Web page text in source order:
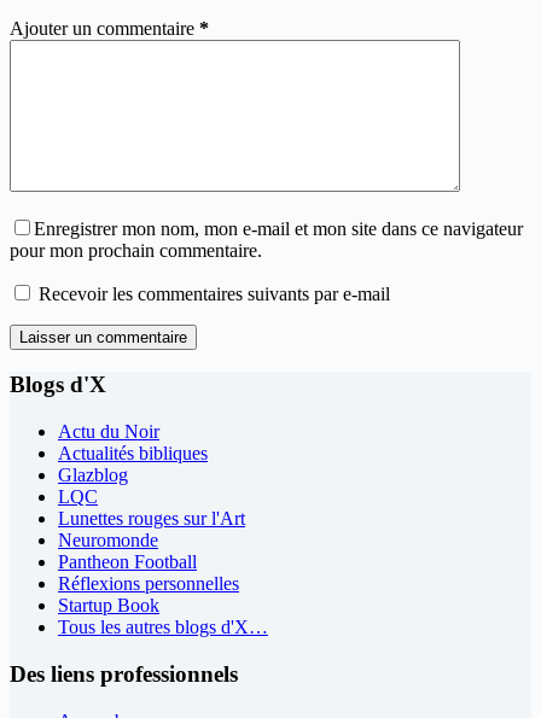
Ajouter un commentaire *
Enregistrer mon nom, mon e-mail et mon site dans ce navigateur
pour mon prochain commentaire.
Recevoir les commentaires suivants par e-mail
Laisser un commentaire
Blogs d'X
Actu du Noir
Actualités bibliques
Glazblog
LQC
Lunettes rouges sur l'Art
Neuromonde
Pantheon Football
Réflexions personnelles
Startup Book
Tous les autres blogs d'X…
Des liens professionnels